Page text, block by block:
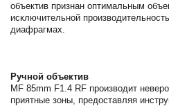
объектив признан оптимальным
исключительной
диафрагмах.
Ручной объектив
MF 85mm F1.4 RF производит
приятные зоны, предоставляя